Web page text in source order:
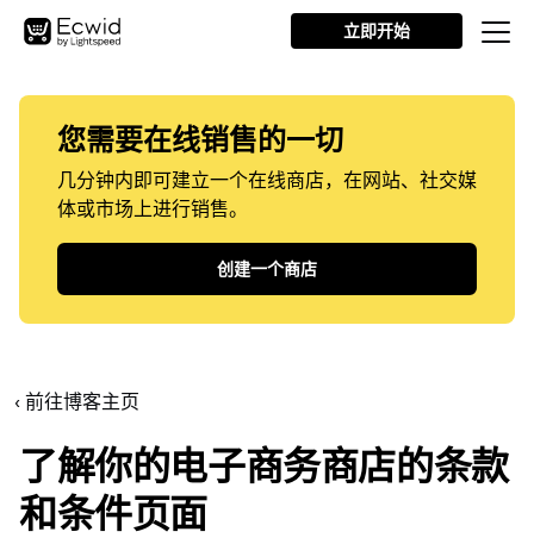
立即开始
您需要在线销售的一切
几分钟内即可建立一个在线商店，在网站、社交媒
体或市场上进行销售。
创建一个商店
‹ 前往博客主页
了解你的电子商务商店的条款
和条件页面